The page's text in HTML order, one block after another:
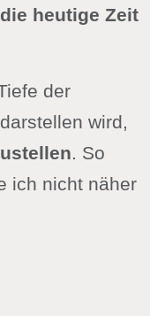
heutige Zeit
der
wird,
. So
ich nicht näher